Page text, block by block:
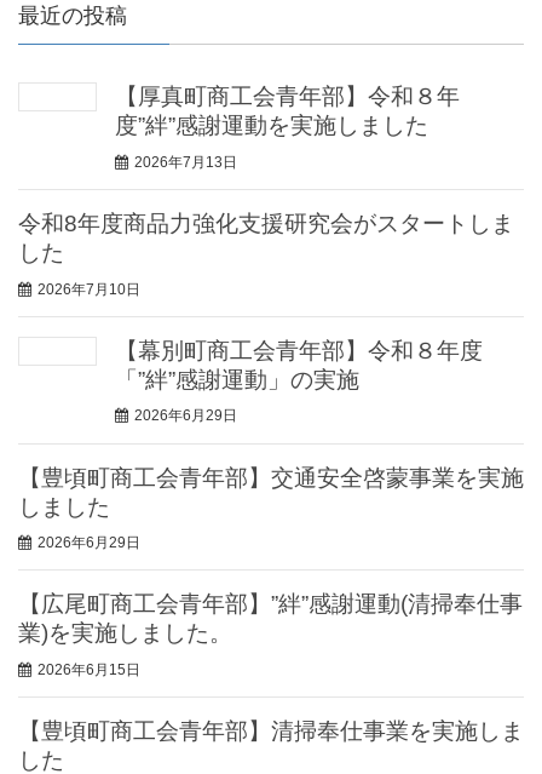
最近の投稿
【厚真町商工会青年部】令和８年
度”絆”感謝運動を実施しました
2026年7月13日
令和8年度商品力強化支援研究会がスタートしま
した
2026年7月10日
【幕別町商工会青年部】令和８年度
「”絆”感謝運動」の実施
2026年6月29日
【豊頃町商工会青年部】交通安全啓蒙事業を実施
しました
2026年6月29日
【広尾町商工会青年部】”絆”感謝運動(清掃奉仕事
業)を実施しました。
2026年6月15日
【豊頃町商工会青年部】清掃奉仕事業を実施しま
した